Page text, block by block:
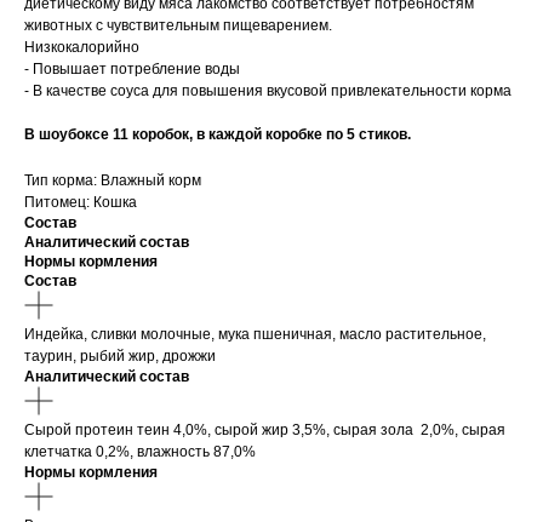
диетическому виду мяса лакомство соответствует потребностям
животных с чувствительным пищеварением.
Низкокалорийно
- Повышает потребление воды
- В качестве соуса для повышения вкусовой привлекательности корма
В шоубоксе 11 коробок, в каждой коробке по 5 стиков.
Тип корма: Влажный корм
Питомец: Кошка
Состав
Аналитический состав
Нормы кормления
Состав
Индейка, сливки молочные, мука пшеничная, масло растительное,
таурин, рыбий жир, дрожжи
Аналитический состав
Сырой протеин теин 4,0%, сырой жир 3,5%, сырая зола 2,0%, сырая
клетчатка 0,2%, влажность 87,0%
Нормы кормления